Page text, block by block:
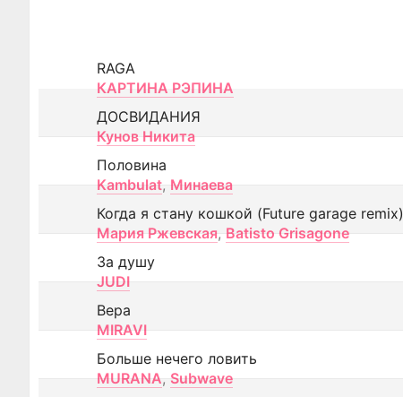
RAGA
КАРТИНА РЭПИНА
ДОСВИДАНИЯ
Кунов Никита
Половина
Kambulat, Минаева
Когда я стану кошкой (Future garage remix)
Мария Ржевская, Batisto Grisagone
За душу
JUDI
Вера
MIRAVI
Больше нечего ловить
MURANA, Subwave